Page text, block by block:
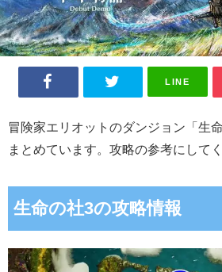
LINE
冒険家エリオットのダンジョン「生
まとめています。攻略の参考にしてく
生命の社3の攻略情報